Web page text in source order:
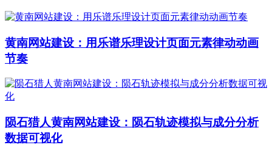
黄南网站建设：用乐谱乐理设计页面元素律动动画
节奏
陨石猎人黄南网站建设：陨石轨迹模拟与成分分析
数据可视化